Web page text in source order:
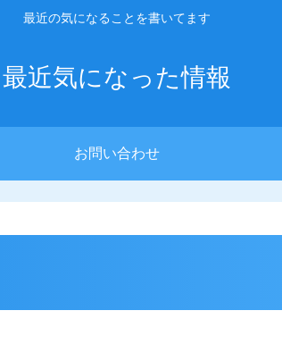
最近の気になることを書いてます
最近気になった情報
お問い合わせ